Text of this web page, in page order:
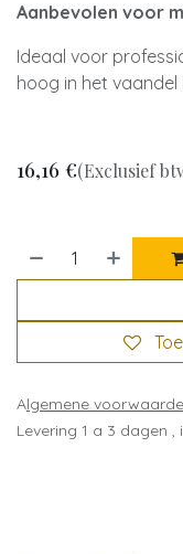
Aanbevolen voor
Ideaal voor
hoog in het
16,16 €(Exclusief
Algemene
Levering 1 a 3 dagen ,